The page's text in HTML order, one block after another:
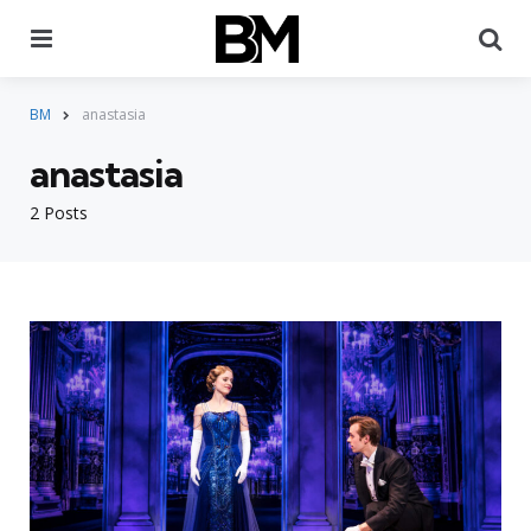
BM anastasia
2 Posts
anastasia